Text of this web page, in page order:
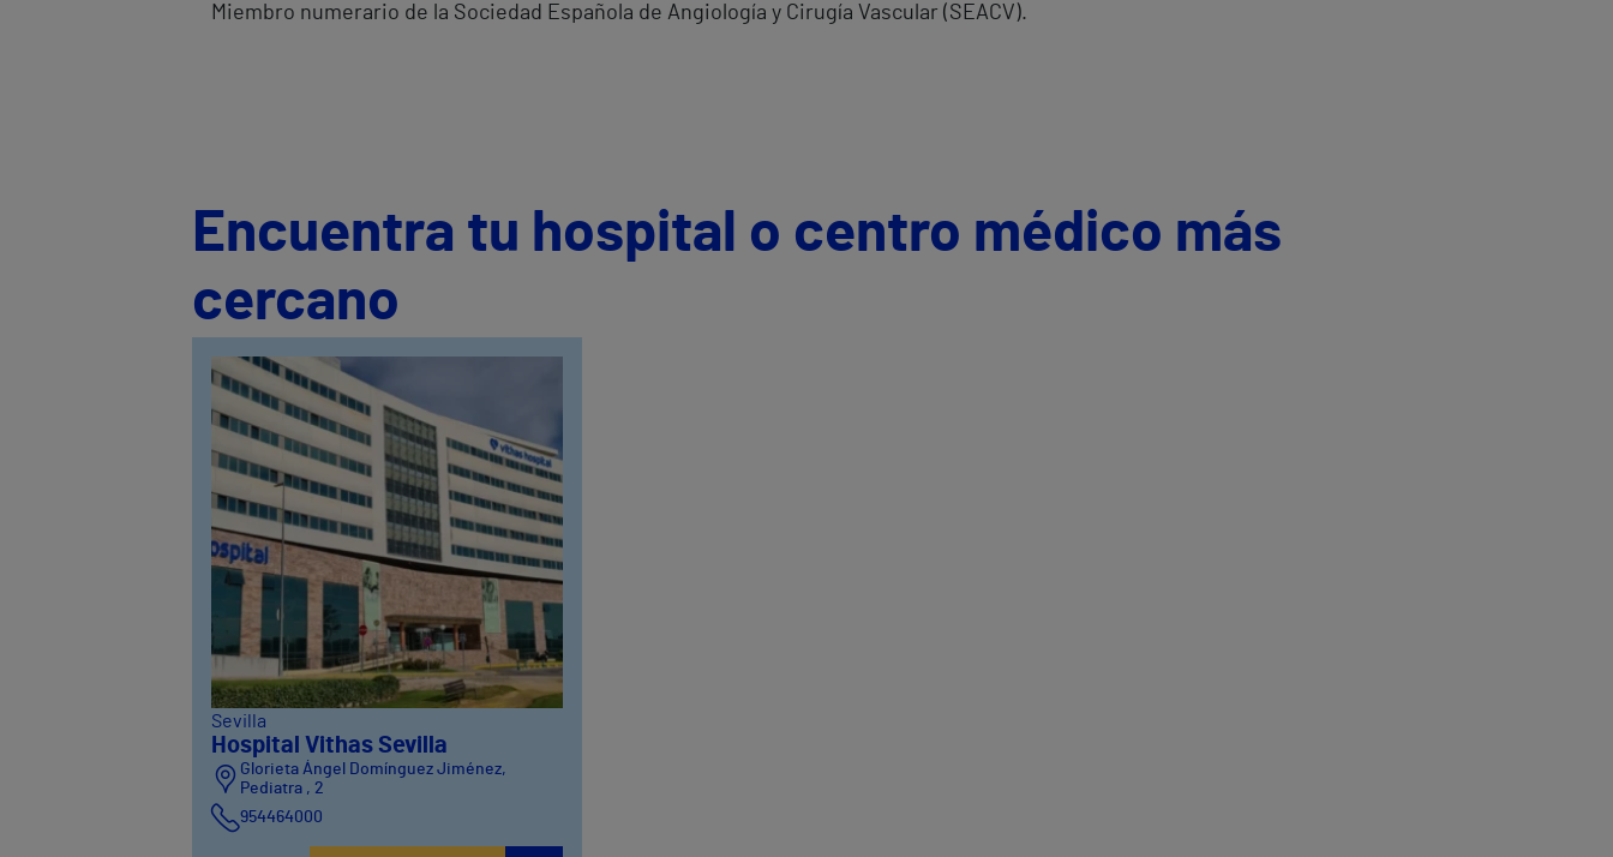
Miembro numerario de la Sociedad Española de Angiología y Cirugía Vascular (SEACV).
Encuentra tu hospital o centro médico más
cercano
Sevilla
Hospital Vithas Sevilla
Glorieta Ángel Domínguez Jiménez,
Pediatra , 2
954464000